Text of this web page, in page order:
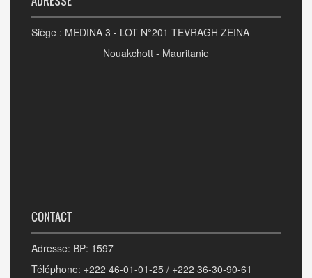
Siège : MEDINA 3 - LOT N°201 TEVRAGH ZEINA
Nouakchott - Mauritanie
CONTACT
Adresse: BP: 1597
Téléphone: +222 46-01-01-25 / +222 36-30-90-61